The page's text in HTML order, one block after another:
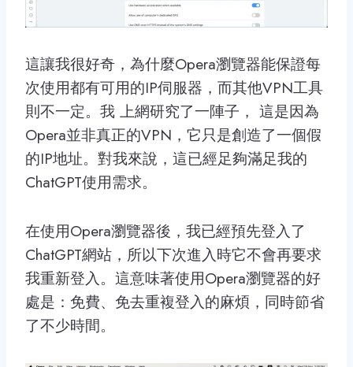
這讓我很好奇，為什麼Opera瀏覽器能保證每
次使用都有可用的IP伺服器，而其他VPN工具
則不一定。我 上網研究了一陣子， 這是因為
Opera並非真正的VPN，它只是創造了一個假
的IP地址。對我來說，這已經足夠滿足我的
ChatGPT使用需求。
在使用Opera瀏覽器後，我已經預先登入了
ChatGPT網站，所以下次進入時它不會再要求
我重新登入。這意味著使用Opera瀏覽器的好
處是：免費、免去重複登入的麻煩，同時節省
了不少時間。